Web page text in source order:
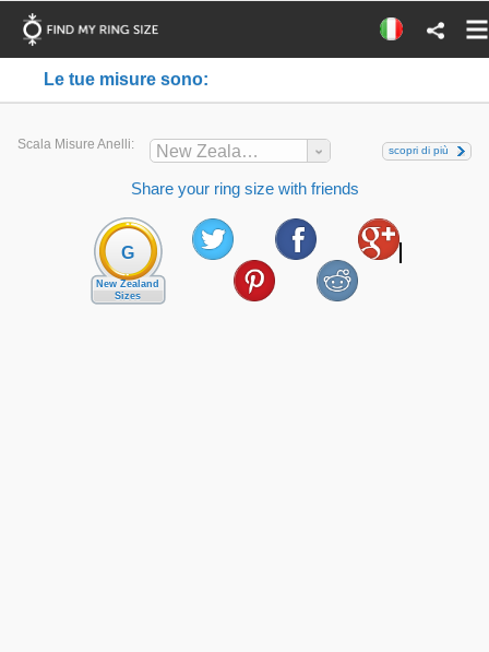
Le tue misure sono:
Scala Misure Anelli: New Zealand scopri di più
Share your ring size with friends
G
New Zealand
Sizes